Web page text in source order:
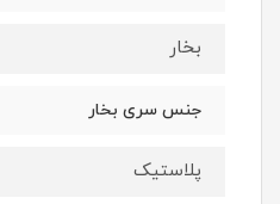
بخار
جنس سری بخار
پلاستیک